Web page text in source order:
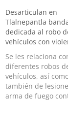
Desarticulan en
Tlalnepantla
dedicada al robo
vehículos con
Se les relaciona
diferentes robos
vehículos, así
también de
arma de fuego